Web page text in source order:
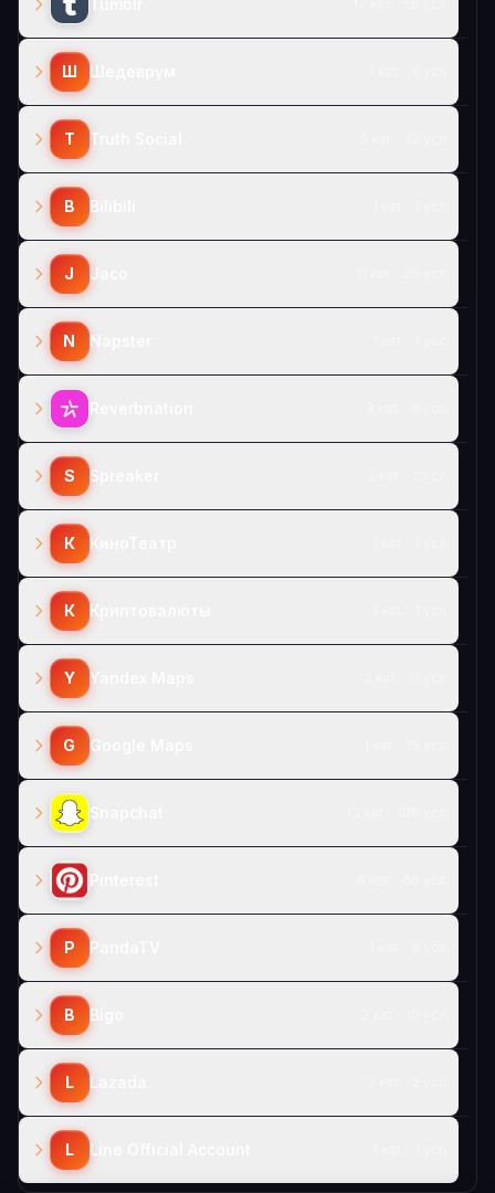
Ш Шедеврум
T Truth Social
B Bilibili
J Jaco
N Napster
Reverbnation
S Spreaker
К КиноТеатр
К Криптовалюты
Y Yandex Maps
G Google Maps
Snapchat
Pinterest
P PandaTV
B Bigo
L Lazada
L Line Official Account